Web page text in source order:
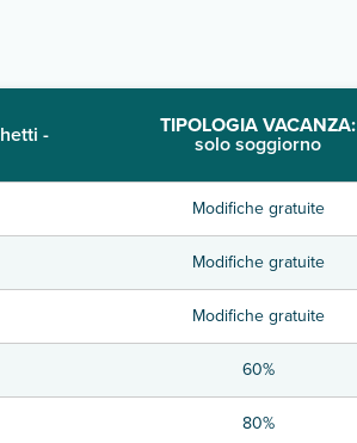
- TIPOLOGIA VACANZA:
solo soggiorno
Modifiche gratuite
Modifiche gratuite
Modifiche gratuite
60%
80%